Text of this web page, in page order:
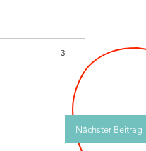
3
Nächster Beitrag